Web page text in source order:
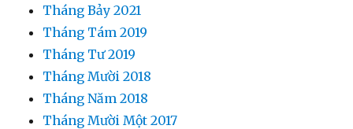
Tháng Bảy 2021
Tháng Tám 2019
Tháng Tư 2019
Tháng Mười 2018
Tháng Năm 2018
Tháng Mười Một 2017